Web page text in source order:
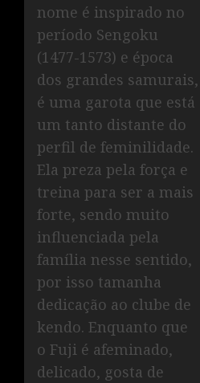
nome é inspirado no
período Sengoku
(1477-1573) e época
dos grandes samurais,
é uma garota que está
um tanto distante do
perfil de feminilidade.
Ela preza pela força e
treina para ser a mais
forte, sendo muito
influenciada pela
família nesse sentido,
por isso tamanha
dedicação ao clube de
kendo. Enquanto que
o Fuji é afeminado,
delicado, gosta de